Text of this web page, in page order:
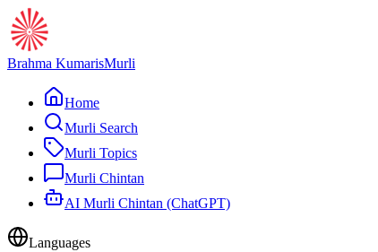
Brahma KumarisMurli
Home
Murli Search
Murli Topics
Murli Chintan
AI Murli Chintan (ChatGPT)
Languages